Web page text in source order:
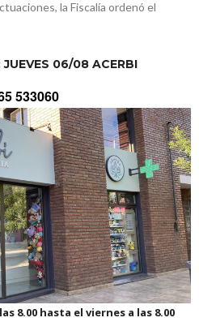
la Fiscalía ordenó el
06/08 ACERBI
533060
8.00 hasta el viernes a las 8.00